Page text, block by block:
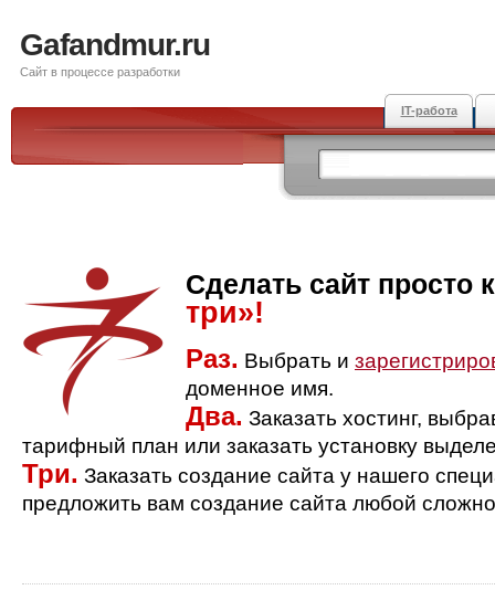
Gafandmur.ru
Сайт в процессе разработки
IT-работа
Сделать сайт просто
три»!
Раз. Выбрать и
доменное имя.
Два. Заказать хостинг,
тарифный план или заказать установку
Три. Заказать создание сайта у нашего
предложить вам создание сайта любой